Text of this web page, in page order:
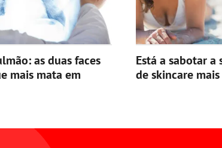
as duas faces
mais mata em
Está a sabotar a
de skincare